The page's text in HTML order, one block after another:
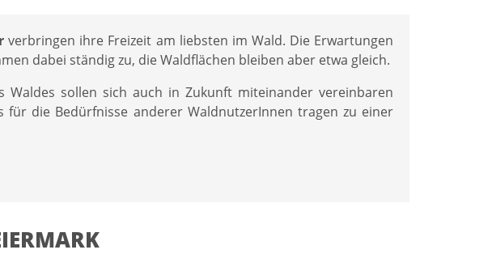
verbringen ihre Freizeit am liebsten im Wald. Die Erwartungen
dabei ständig zu, die Waldflächen bleiben aber etwa gleich.
Waldes sollen sich auch in Zukunft miteinander vereinbaren
für die Bedürfnisse anderer WaldnutzerInnen tragen zu einer